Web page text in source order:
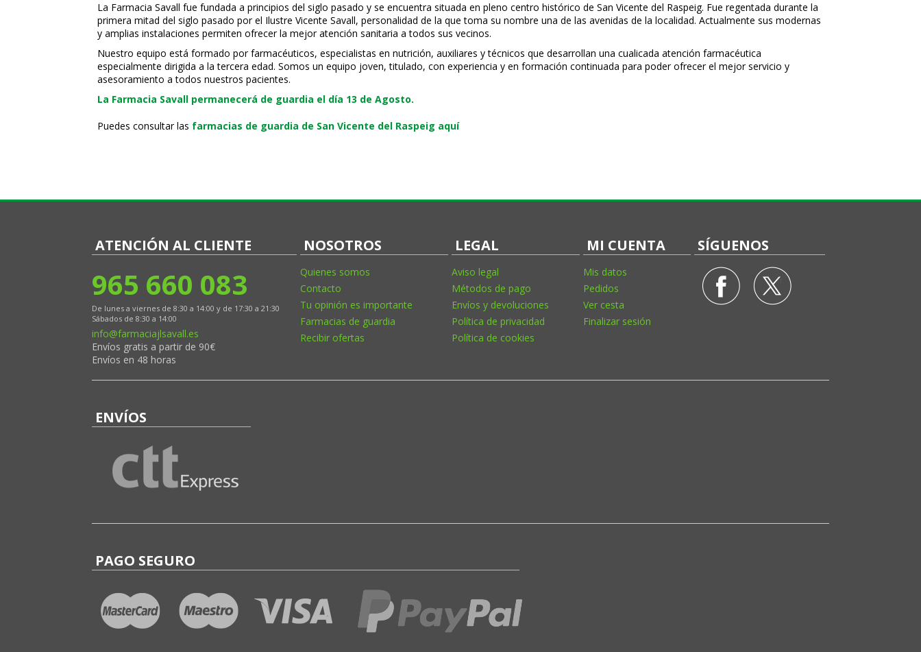
La Farmacia Savall fue fundada a principios del siglo pasado y se encuentra situada en pleno centro histórico de San Vicente del Raspeig. Fue regentada durante la
primera mitad del siglo pasado por el Ilustre Vicente Savall, personalidad de la que toma su nombre una de las avenidas de la localidad. Actualmente sus modernas
y amplias instalaciones permiten ofrecer la mejor atención sanitaria a todos sus vecinos.
Nuestro equipo está formado por farmacéuticos, especialistas en nutrición, auxiliares y técnicos que desarrollan una cualificada atención farmacéutica
especialmente dirigida a la tercera edad. Somos un equipo joven, titulado, con experiencia y en formación continuada para poder ofrecer el mejor servicio y
asesoramiento a todos nuestros pacientes.
La Farmacia Savall permanecerá de guardia el día 13 de Agosto.
Puedes consultar las farmacias de guardia de San Vicente del Raspeig aquí
ATENCIÓN AL CLIENTE
965 660 083
De lunes a viernes de 8:30 a 14:00 y de 17:30 a 21:30
Sábados de 8:30 a 14:00
info@farmaciajlsavall.es
Envíos gratis a partir de 90€
Envíos en 48 horas
NOSOTROS
Quienes somos
Contacto
Tu opinión es importante
Farmacias de guardia
Recibir ofertas
LEGAL
Aviso legal
Métodos de pago
Envíos y devoluciones
Política de privacidad
Política de cookies
MI CUENTA
Mis datos
Pedidos
Ver cesta
Finalizar sesión
SÍGUENOS
ENVÍOS
PAGO SEGURO